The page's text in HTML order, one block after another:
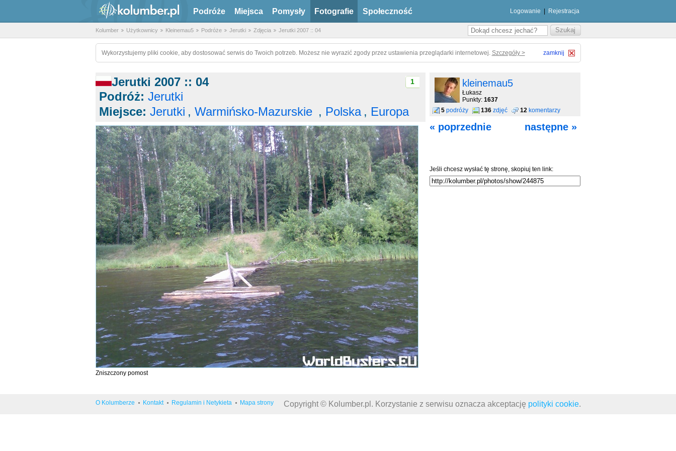
Podróże Miejsca Pomysły Fotografie Społeczność Logowanie Rejestracja
Kolumber Użytkownicy Kleinemau5 Podróże Jerutki Zdjęcia Jerutki 2007 :: 04
Wykorzystujemy pliki cookie, aby dostosować serwis do Twoich potrzeb. Możesz nie wyrazić zgody przez ustawienia przeglądarki internetowej. Szczegóły > zamknij
1
Jerutki 2007 :: 04
Podróż: Jerutki
Miejsce: Jerutki , Warmińsko-Mazurskie , Polska , Europa
Zniszczony pomost
kleinemau5
Łukasz
Punkty: 1637
5 podróży 136 zdjęć 12 komentarzy
« poprzednie następne »
Jeśli chcesz wysłać tę stronę, skopiuj ten link:
O Kolumberze Kontakt Regulamin i Netykieta Mapa strony Copyright © Kolumber.pl. Korzystanie z serwisu oznacza akceptację polityki cookie.